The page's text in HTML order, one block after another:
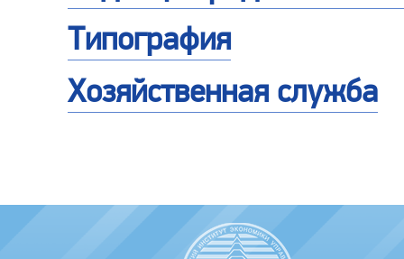
Типография
Хозяйственная служба